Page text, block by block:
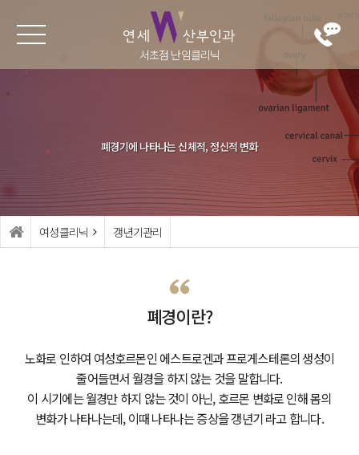
서초점 난임클리닉
난임클리
인공수정
시험관아기
패
원스톱 메디컬
진료
난자냉동
부인과 검진
불순
여성건강센터
폐경기에 나타나는 신체적, 정신적 변화
여성클리닉 갱년기관리
폐경이란?
노화로 인하여 여성호르몬인 에스트로겐과 프로게스테론의 생성이
줄어들면서 월경을 하지 않는 것을 말합니다.
이 시기에는 월경만 하지 않는 것이 아닌,호르몬 변화로 인해 몸의
변화가 나타나는데,이때 나타나는 증상을 갱년기 라고 합니다.